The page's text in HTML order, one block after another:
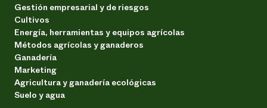
Gestión empresarial y de riesgos
Cultivos
Energía, herramientas y equipos agrícolas
Métodos agrícolas y ganaderos
Ganadería
Marketing
Agricultura y ganadería ecológicas
Suelo y agua